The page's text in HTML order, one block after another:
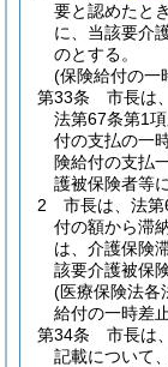
要と認めたと
に、当該要介
のとする。
(保険給付の一
第33条
市長は
法第67条第1
付の支払の一
険給付の支払
護被保険者等
2
市長は、法
付の額から滞
は、介護保険
該要介護被保
(医療保険法各
給付の一時差
第34条
市長は
記載について